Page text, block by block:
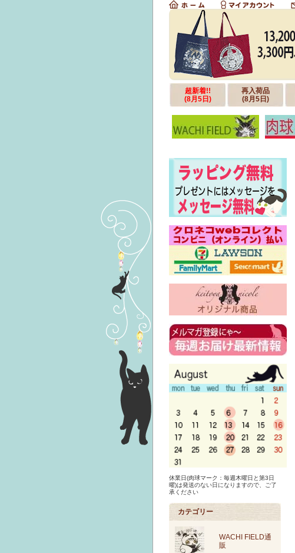
超新着!!
(8月5日)
再入荷品
(8月5日)
休業日(肉球マーク：毎週木曜日と第3日
曜)は発送のない日になりますので、ご了
承ください
カテゴリー
WACHI FIELD通
販